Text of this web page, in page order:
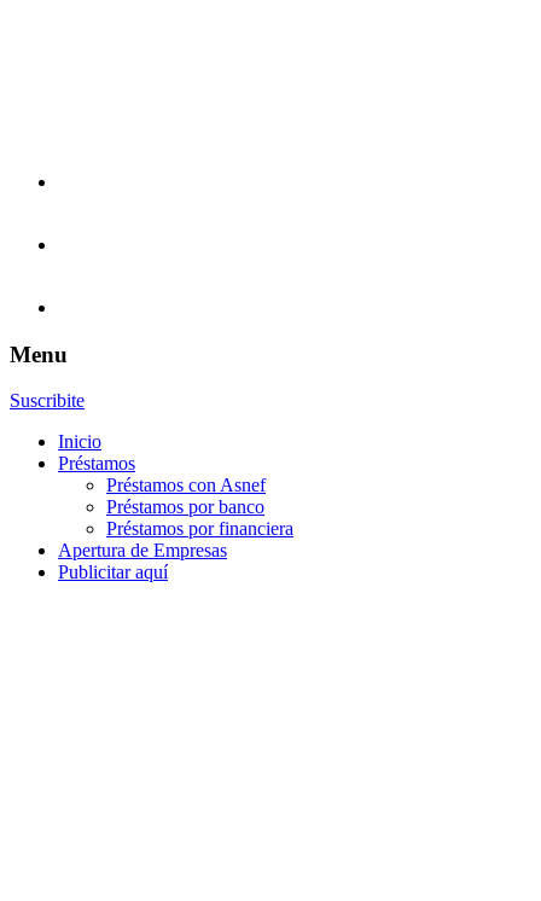
Menu
Suscribite
Inicio
Préstamos
Préstamos con Asnef
Préstamos por banco
Préstamos por financiera
Apertura de Empresas
Publicitar aquí